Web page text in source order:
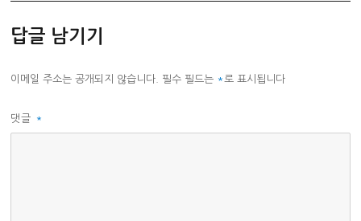
답글 남기기
이메일 주소는 공개되지 않습니다. 필수 필드는 * 로 표시됩니다
댓글 *